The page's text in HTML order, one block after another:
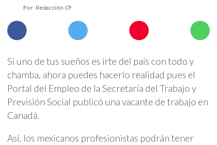
Por: Redacción CP
Si uno de tus sueños es irte del país con todo y
chamba, ahora puedes hacerlo realidad pues el
Portal del Empleo de la Secretaría del Trabajo y
Previsión Social publicó una vacante de trabajo en
Canadá.
Así, los mexicanos profesionistas podrán tener